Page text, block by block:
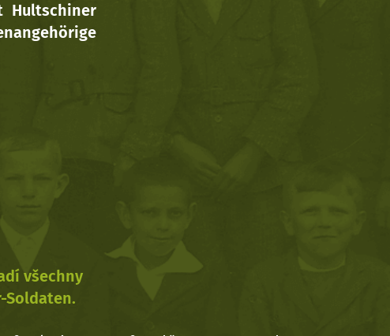
Hultschiner
všechny
Soldaten.